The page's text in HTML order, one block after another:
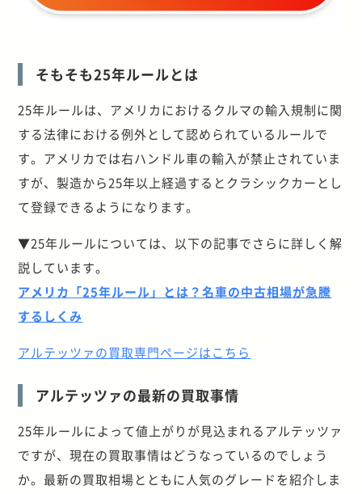
そもそも25年ルールとは
25年ルールは、アメリカにおけるクルマの輸入規制に関
する法律における例外として認められているルールで
す。アメリカでは右ハンドル車の輸入が禁止されていま
すが、製造から25年以上経過するとクラシックカーとし
て登録できるようになります。
▼25年ルールについては、以下の記事でさらに詳しく解
説しています。
アメリカ「25年ルール」とは？名車の中古相場が急騰
するしくみ
アルテッツァの買取専門ページはこちら
アルテッツァの最新の買取事情
25年ルールによって値上がりが見込まれるアルテッツァ
ですが、現在の買取事情はどうなっているのでしょう
か。最新の買取相場とともに人気のグレードを紹介しま